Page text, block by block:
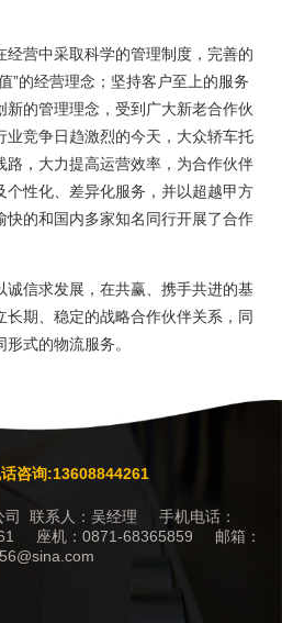
营中采取科学的管理制度，完善的
”的经营理念；坚持客户至上的服务
的管理理念，受到广大新老合作伙
业竞争日趋激烈的今天，大众轿车托
路，大力提高运营效率，为合作伙伴
个性化、差异化服务，并以超越甲方
快的和国内多家知名同行开展了合作
诚信求发展，在共赢、携手共进的基
期、稳定的战略合作伙伴关系，同
式的物流服务。
咨询:13608844261
司 联系人：吴经理 手机电话：
座机：0871-68365859 邮箱：